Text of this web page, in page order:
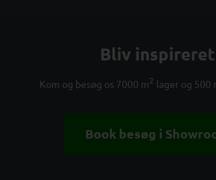
Bliv inspireret
Kom og besøg os 7000 m2 lager og 500
Book besøg i